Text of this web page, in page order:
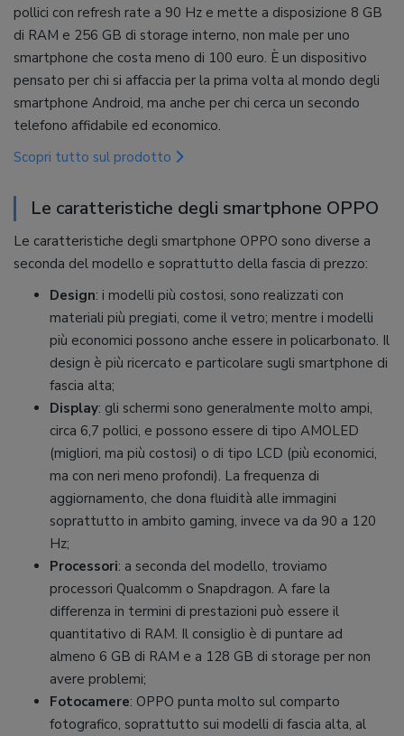
pollici con refresh rate a 90 Hz e mette a disposizione 8 GB
di RAM e 256 GB di storage interno, non male per uno
smartphone che costa meno di 100 euro. È un dispositivo
pensato per chi si affaccia per la prima volta al mondo degli
smartphone Android, ma anche per chi cerca un secondo
telefono affidabile ed economico.
Scopri tutto sul prodotto
Le caratteristiche degli smartphone OPPO
Le caratteristiche degli smartphone OPPO sono diverse a
seconda del modello e soprattutto della fascia di prezzo:
Design: i modelli più costosi, sono realizzati con
materiali più pregiati, come il vetro; mentre i modelli
più economici possono anche essere in policarbonato. Il
design è più ricercato e particolare sugli smartphone di
fascia alta;
Display: gli schermi sono generalmente molto ampi,
circa 6,7 pollici, e possono essere di tipo AMOLED
(migliori, ma più costosi) o di tipo LCD (più economici,
ma con neri meno profondi). La frequenza di
aggiornamento, che dona fluidità alle immagini
soprattutto in ambito gaming, invece va da 90 a 120
Hz;
Processori: a seconda del modello, troviamo
processori Qualcomm o Snapdragon. A fare la
differenza in termini di prestazioni può essere il
quantitativo di RAM. Il consiglio è di puntare ad
almeno 6 GB di RAM e a 128 GB di storage per non
avere problemi;
Fotocamere: OPPO punta molto sul comparto
fotografico, soprattutto sui modelli di fascia alta, al